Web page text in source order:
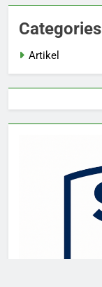
Categories
Artikel